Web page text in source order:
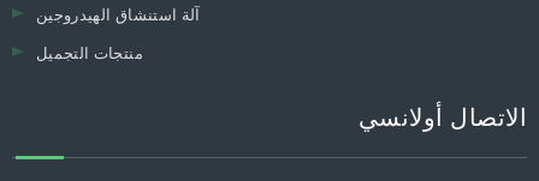
آلة استنشاق الهيدروجين
منتجات التجميل
الاتصال أولانسي